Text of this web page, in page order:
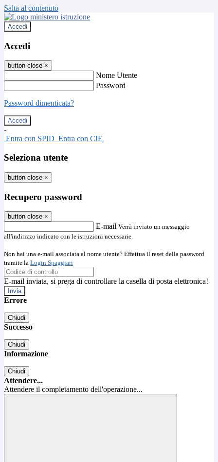
Salta al contenuto
Accedi
Accedi
button close ×
Nome Utente
Password
Password dimenticata?
-
Entra con SPID Entra con CIE
Seleziona utente
button close ×
Recupero password
button close ×
E-mail Verrà inviato un messaggio
all'indirizzo indicato con le istruzioni necessarie.
Non hai una e-mail associata al nome utente? Effettua il reset della password
tramite la Login Spaggiari
E-mail inviata, si prega di controllare la casella di posta elettronica!
Errore
Chiudi
Successo
Chiudi
Informazione
Chiudi
Attendere...
Attendere il completamento dell'operazione...